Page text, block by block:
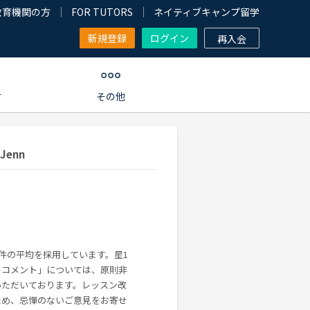
機関の方 FOR TUTORS
ネイティブキャンプ留学
新規登録
ログイン 再入会
その他
の平均を採用しています。星1
メント」については、原則非
だいております。レッスン改
、忌憚のないご意見をお寄せ